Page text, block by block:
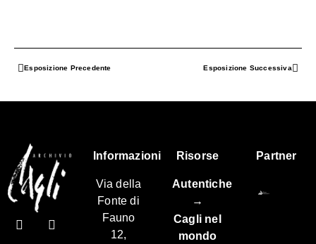
Esposizione Precedente Esposizione Successiva
Informazioni
Via della
Fonte di
Fauno
12,
Risorse
Autentiche
→
Cagli nel
mondo
Partner